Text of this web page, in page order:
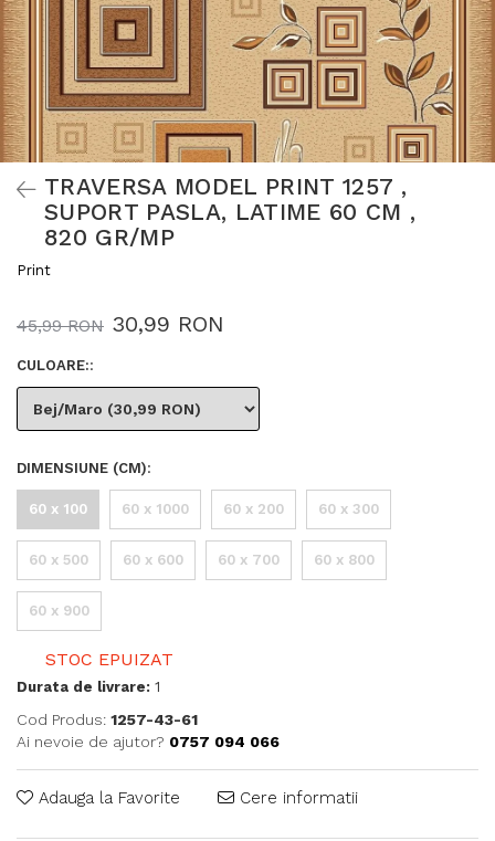
TRAVERSA MODEL PRINT 1257 ,
SUPORT PASLA, LATIME 60 CM ,
820 GR/MP
Print
45,99 RON 30,99 RON
CULOARE::
DIMENSIUNE (CM):
60 x 100 60 x 1000 60 x 200 60 x 300
60 x 500 60 x 600 60 x 700 60 x 800
60 x 900
STOC EPUIZAT
Durata de livrare: 1
Cod Produs: 1257-43-61
Ai nevoie de ajutor? 0757 094 066
Adauga la Favorite Cere informatii